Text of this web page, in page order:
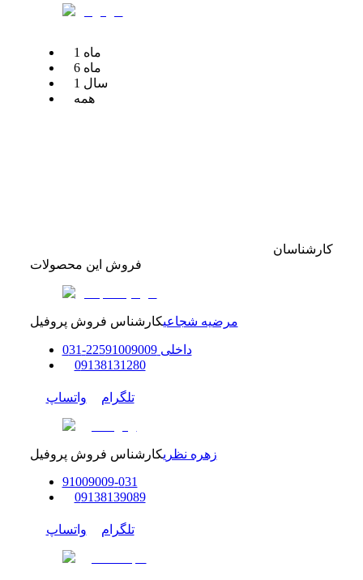
1 ماه
6 ماه
1 سال
همه
کارشناسان
فروش این محصولات
مرضیه شجاعیکارشناس فروش پروفیل
داخلی 22591009009
-
031
09138131280
تلگرام واتساپ
زهره نظریکارشناس فروش پروفیل
91009009-031
09138139089
تلگرام واتساپ